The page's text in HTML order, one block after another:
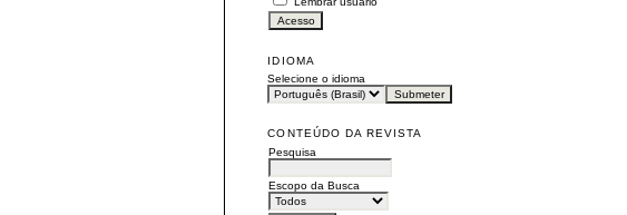
IDIOMA
Selecione o idioma
CONTEÚDO DA REVISTA
Pesquisa
Escopo da Busca